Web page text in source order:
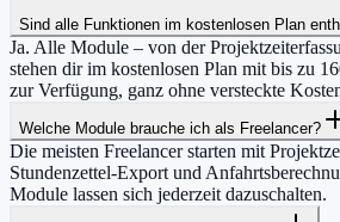
Sind alle Funktionen im kostenlosen Plan
Ja. Alle Module – von der
stehen dir im kostenlosen Plan mit bis zu
zur Verfügung, ganz ohne versteckte
Welche Module brauche ich als Freelancer?
Die meisten Freelancer starten mit
Stundenzettel-Export und
Module lassen sich jederzeit dazuschalten.